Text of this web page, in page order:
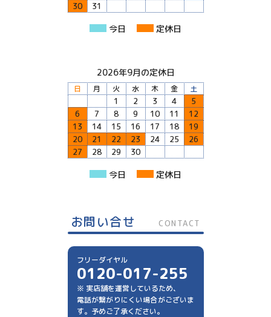
30
31
今日 定休日
2026年9月の定休日
日 月 火 水 木 金 土
1 2 3 4
5
6
7 8 9 10 11
12
13
14 15 16 17 18
19
20
21 22 23 24 25
26
27
28 29 30
今日 定休日
CONTACT
お問い合せ
フリーダイヤル
0120-017-255
※ 実店舗を運営しているため、
電話が繋がりにくい場合がございま
す。予めご了承ください。